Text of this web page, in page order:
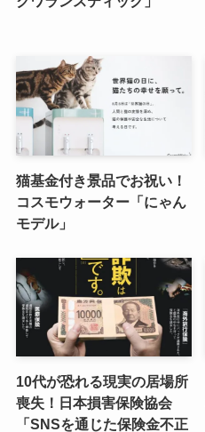
猫基金付き景品でお祝い！
コスモウォーター「にゃん
モデル」
10代が恐れる現実の居場所
喪失！日本損害保険協会
「SNSを通じた保険金不正